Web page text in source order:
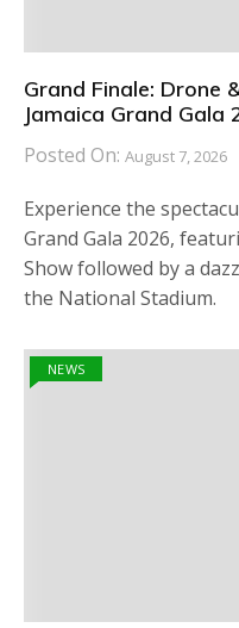
Grand Finale: Drone
Jamaica Grand Gala
Posted On: August 7, 2026
Experience the
Grand Gala 2026,
Show followed by a
the National Stadium.
NEWS